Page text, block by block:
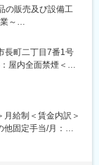
も複数のプロジェ
た施工管理ではな
出来、技術者とし
身に着けることも
の販売及び設備工
～
リング事業を展開
当いただきます。
場施工管理など
販売及び設備工
～
長町二丁目7番1号
屋内全面禁煙＜勤
町ニ４０－１ 受
定める事業所
給制＜賃金内訳＞
固定手当/月：